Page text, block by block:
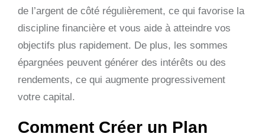
de l’argent de côté régulièrement, ce qui favorise la
discipline financière et vous aide à atteindre vos
objectifs plus rapidement. De plus, les sommes
épargnées peuvent générer des intérêts ou des
rendements, ce qui augmente progressivement
votre capital.
Comment Créer un Plan